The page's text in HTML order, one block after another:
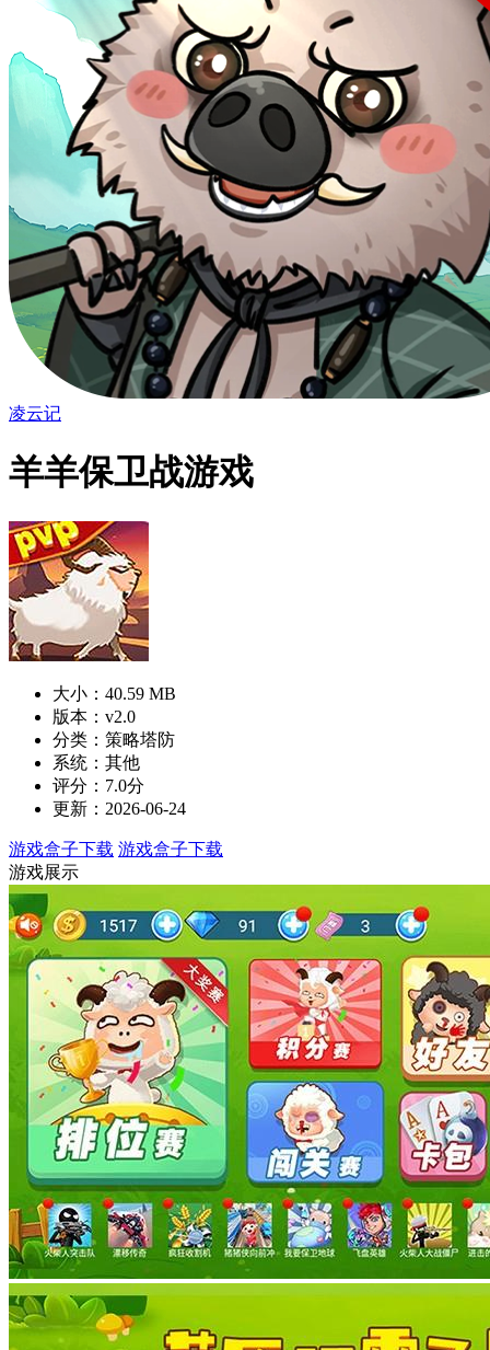
凌云记
羊羊保卫战游戏
大小：40.59 MB
版本：v2.0
分类：策略塔防
系统：其他
评分：7.0分
更新：2026-06-24
游戏盒子下载 游戏盒子下载
游戏展示